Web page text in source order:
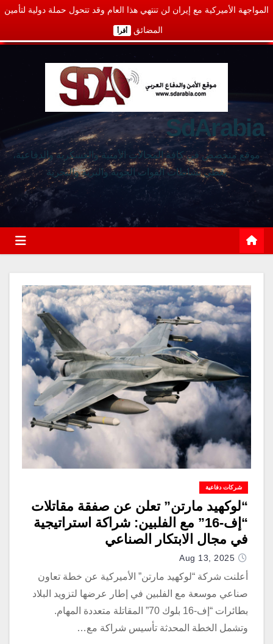
المواجهة الأميركية مع إيران لن تنتهي هذا العام وقد تتحول حملة دولية لتأمين
المضائق أقرأ
SdArabia
موقع متخصص في كافة المجالات الأمنية والعسكرية والدفاعية،
يغطي نشاطات القوات الجوية والبرية والبحرية
شركات دفاعية
“لوكهيد مارتن” تعلن عن صفقة مقاتلات
“إف-16” مع الفلبين: شراكة استراتيجية
في مجال الابتكار الصناعي
Aug 13, 2025
أعلنت شركة “لوكهيد مارتن” الأميركية عن خطة تعاون
صناعي موسعة مع الفلبين في إطار عرضها لتزويد البلاد
بطائرات “إف-16 بلوك 70” المقاتلة متعددة المهام.
وتشمل الخطة المحدثة تأسيس شراكة مع…